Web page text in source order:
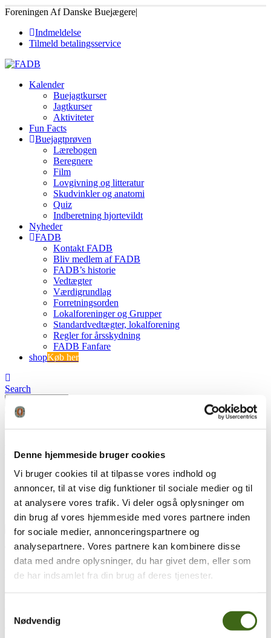
Denne hjemmeside bruger cookies
Vi bruger cookies til at tilpasse vores indhold og
annoncer, til at vise dig funktioner til sociale medier og til
at analysere vores trafik. Vi deler også oplysninger om
din brug af vores hjemmeside med vores partnere inden
for sociale medier, annonceringspartnere og
analysepartnere. Vores partnere kan kombinere disse
data med andre oplysninger, du har givet dem, eller som
de har indsamlet fra din brug af deres tjenester.
Nødvendig
Foreningen Af Danske Buejægere|
Indmeldelse
Tilmeld betalingsservice
Kalender
Buejagtkurser
Jagtkurser
Aktiviteter
Fun Facts
Buejagtprøven
Lærebogen
Beregnere
Film
Lovgivning og litteratur
Skudvinkler og anatomi
Quiz
Indberetning hjortevildt
Nyheder
FADB
Kontakt FADB
Bliv medlem af FADB
FADB’s historie
Vedtægter
Værdigrundlag
Forretningsorden
Lokalforeninger og Grupper
Standardvedtægter, lokalforening
Regler for årsskydning
FADB Fanfare
shopKøb her
Search
DJ
FADB
DJ
Træk og slip
Foreningen af Danske Buejægere (FADB)
Bygaden 43, Torrild
CVR: 37544906